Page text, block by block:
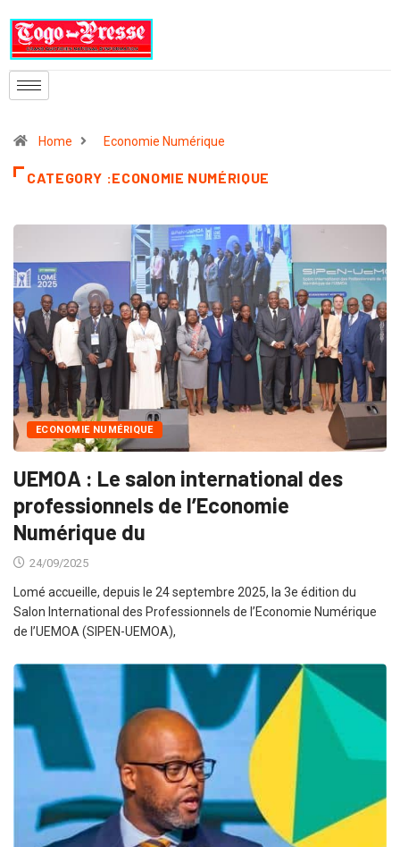
Home Economie Numérique
CATEGORY :ECONOMIE NUMÉRIQUE
ECONOMIE NUMÉRIQUE
UEMOA : Le salon international des
professionnels de l’Economie
Numérique du
24/09/2025
Lomé accueille, depuis le 24 septembre 2025, la 3e édition du
Salon International des Professionnels de l’Economie Numérique
de l’UEMOA (SIPEN-UEMOA),